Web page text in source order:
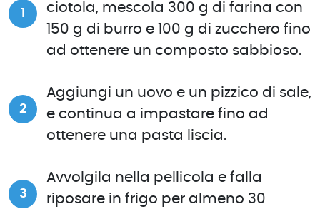
ciotola, mescola 300 g di farina con
150 g di burro e 100 g di zucchero fino
ad ottenere un composto sabbioso.
Aggiungi un uovo e un pizzico di sale,
e continua a impastare fino ad
ottenere una pasta liscia.
Avvolgila nella pellicola e falla
riposare in frigo per almeno 30